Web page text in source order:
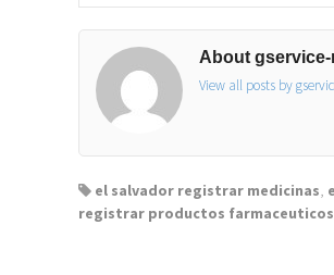
About
View all posts by
el salvador registrar medicinas
registrar productos farmaceuticos